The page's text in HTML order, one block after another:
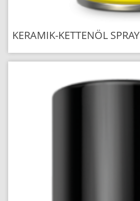
KERAMIK-KETTENÖL SPRAY